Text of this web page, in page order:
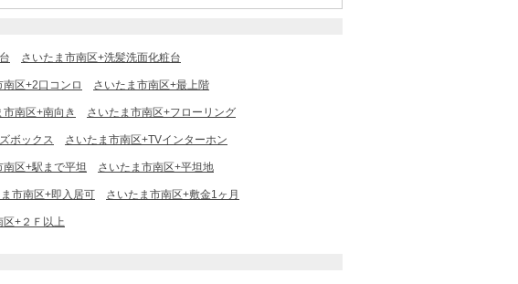
さいたま市南区+洗髪洗面化粧台
南区+2口コンロ さいたま市南区+最上階
市南区+南向き さいたま市南区+フローリング
ボックス さいたま市南区+TVインターホン
南区+駅まで平坦 さいたま市南区+平坦地
市南区+即入居可 さいたま市南区+敷金1ヶ月
区+２Ｆ以上